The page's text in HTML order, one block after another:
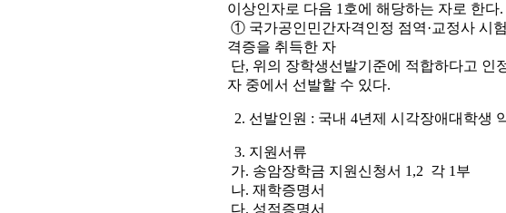
이상인자로 다음 1호에 해당하는 자로 한다.
① 국가공인민간자격인정 점역·교정사 시
격증을 취득한 자
단, 위의 장학생선발기준에 적합하다고 인
자 중에서 선발할 수 있다.
2. 선발인원 : 국내 4년제 시각장애대학생
3. 지원서류
가. 송암장학금 지원신청서 1,2 각 1부
나. 재학증명서
다. 성적증명서